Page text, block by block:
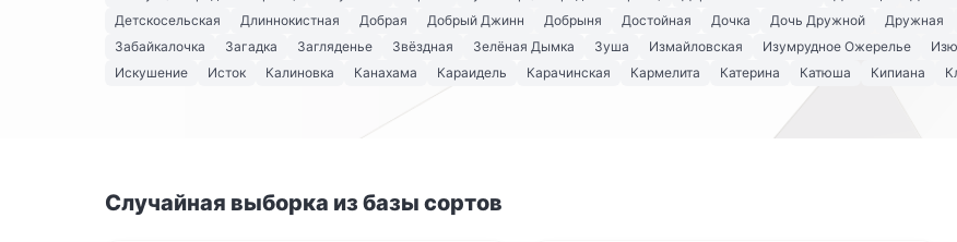
Детскосельская
Длиннокистная Добрая Добрый Джинн Добрыня Достойная Дочка Дочь Дружной Дружная
Забайкалочка
Загадка Загляденье Звёздная Зелёная Дымка Зуша Измайловская Изумрудное Ожерелье
Искушение
Исток Калиновка Канахама Караидель Карачинская Кармелита Катерина Катюша Кипиана
Случайная выборка из базы сортов